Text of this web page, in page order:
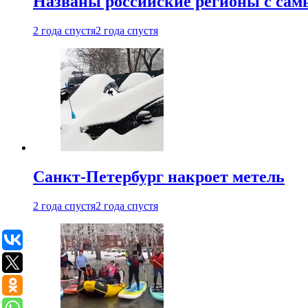
2 года спустя2 года спустя
Санкт-Петербург накроет метель
2 года спустя2 года спустя